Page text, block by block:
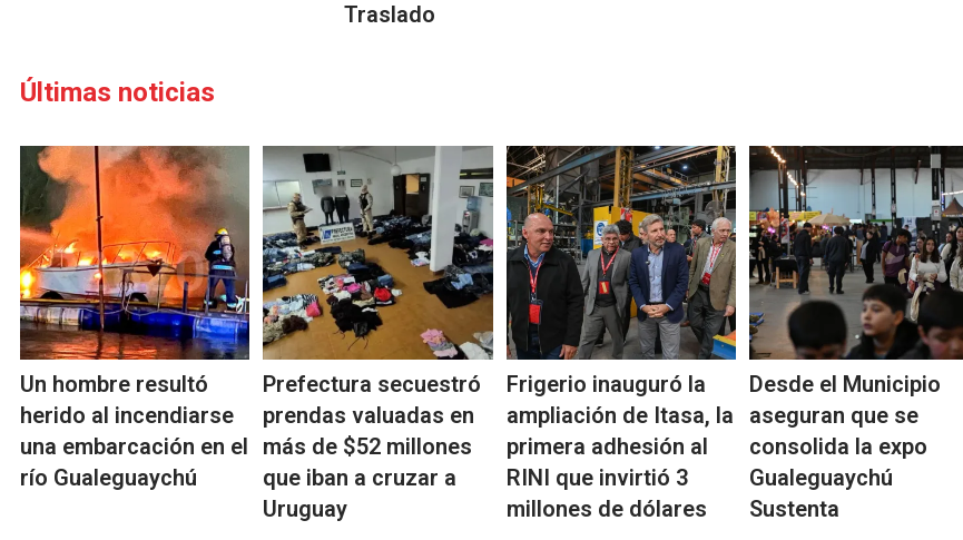
Traslado
Últimas noticias
Un hombre resultó
herido al incendiarse
una embarcación en el
río Gualeguaychú
Prefectura secuestró
prendas valuadas en
más de $52 millones
que iban a cruzar a
Uruguay
Frigerio inauguró la
ampliación de Itasa, la
primera adhesión al
RINI que invirtió 3
millones de dólares
Desde el Municipio
aseguran que se
consolida la expo
Gualeguaychú
Sustenta